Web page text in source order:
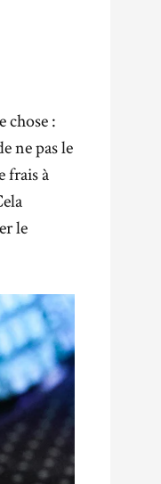
chose :
ne pas le
frais à
le